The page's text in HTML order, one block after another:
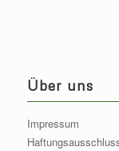
Über uns
Impressum